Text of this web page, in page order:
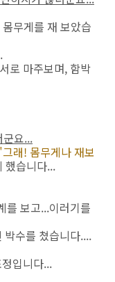
무게를 재 보았습
로 마주보며, 함박
군요...
래! 몸무게나 재보
했습니다...
를 보고...이러기를
박수를 쳤습니다....
입니다...